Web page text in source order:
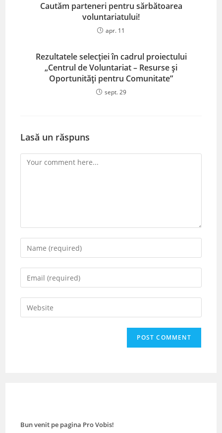
Cautăm parteneri pentru sărbătoarea
voluntariatului!
apr. 11
Rezultatele selecției în cadrul proiectului
„Centrul de Voluntariat – Resurse și
Oportunități pentru Comunitate”
sept. 29
Lasă un răspuns
Comment
Enter
your
name
comment
Enter
your
email
address
Enter
your
Bun venit pe pagina Pro Vobis!